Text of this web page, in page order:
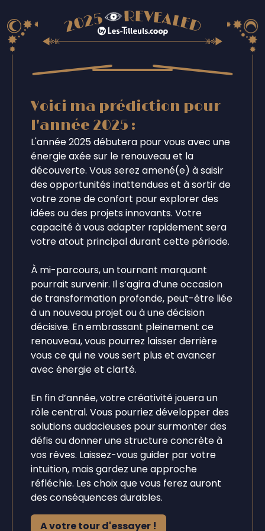
Voici ma prédiction pour
l'année 2025 :
L'année 2025 débutera pour vous avec une
énergie axée sur le renouveau et la
découverte. Vous serez amené(e) à saisir
des opportunités inattendues et à sortir de
votre zone de confort pour explorer des
idées ou des projets innovants. Votre
capacité à vous adapter rapidement sera
votre atout principal durant cette période.
À mi-parcours, un tournant marquant
pourrait survenir. Il s’agira d’une occasion
de transformation profonde, peut-être liée
à un nouveau projet ou à une décision
décisive. En embrassant pleinement ce
renouveau, vous pourrez laisser derrière
vous ce qui ne vous sert plus et avancer
avec énergie et clarté.
En fin d’année, votre créativité jouera un
rôle central. Vous pourriez développer des
solutions audacieuses pour surmonter des
défis ou donner une structure concrète à
vos rêves. Laissez-vous guider par votre
intuition, mais gardez une approche
réfléchie. Les choix que vous ferez auront
des conséquences durables.
A votre tour d'essayer !